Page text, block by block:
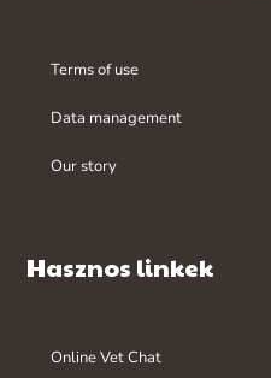
Terms of use
Data management
Our story
Hasznos linkek
Online Vet Chat